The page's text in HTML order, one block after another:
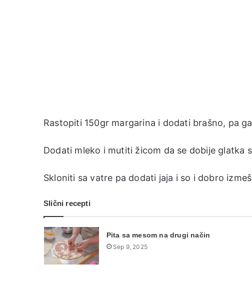
Rastopiti 150gr margarina i dodati brašno, pa
Dodati mleko i mutiti žicom da se dobije glatka
Skloniti sa vatre pa dodati jaja i so i dobro
Slični recepti
Pita sa mesom na drugi način
Sep 9, 2025